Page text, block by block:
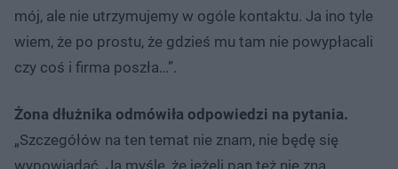
mój, ale nie utrzymujemy w ogóle kontaktu. Ja ino tyle
wiem, że po prostu, że gdzieś mu tam nie powypłacali
czy coś i firma poszła…”.
Żona dłużnika odmówiła odpowiedzi na pytania.
„Szczegółów na ten temat nie znam, nie będę się
wypowiadać. Ja myślę, że jeżeli pan też nie zna